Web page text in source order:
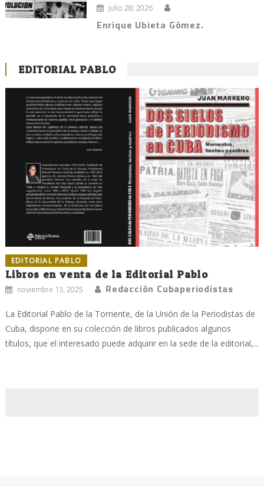
julio 28, 2026
Enrique Ubieta Gómez.
EDITORIAL PABLO
EDITORIAL PABLO
Libros en venta de la Editorial Pablo
noviembre 13, 2025 Redacción Cubaperiodistas
La Editorial Pablo de la Torriente, de la Unión de la Periodistas de
Cuba, dispone en su colección de libros publicados algunos
títulos, que el interesado puede adquirir en la sede de la editorial,...